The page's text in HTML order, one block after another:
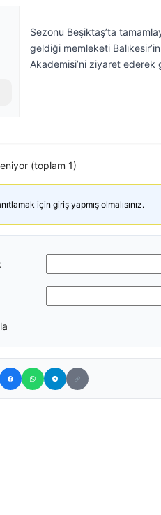
Sezonu Beşiktaş’ta
geldiği memleketi
Akademisi’ni ziyaret
(toplam 1)
için giriş yapmış olmalısınız.